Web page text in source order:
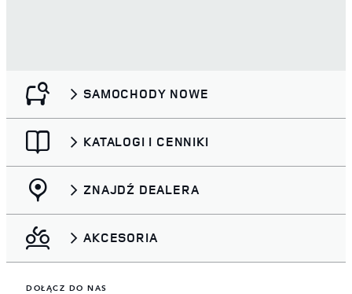
SAMOCHODY NOWE
KATALOGI I CENNIKI
ZNAJDŹ DEALERA
AKCESORIA
DOŁĄCZ DO NAS